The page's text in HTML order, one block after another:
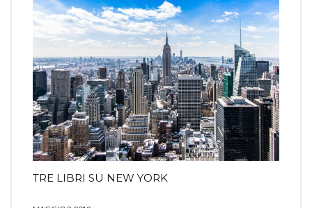
TRE LIBRI SU NEW YORK